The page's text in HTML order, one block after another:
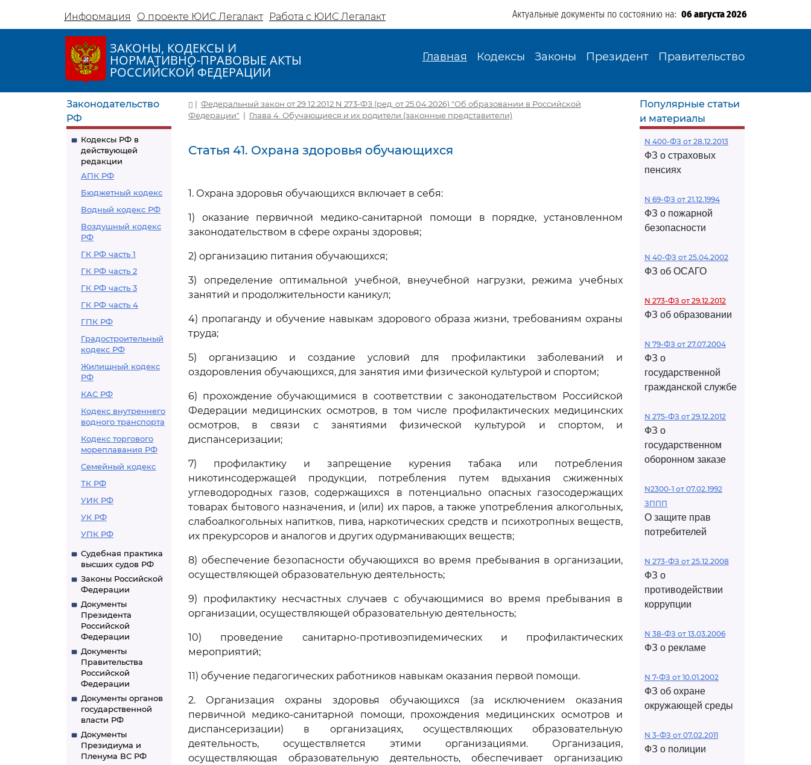
Информация О проекте ЮИС Легалакт Работа с ЮИС Легалакт Актуальные документы по состоянию на: 06 августа 2026
ЗАКОНЫ, КОДЕКСЫ И
НОРМАТИВНО-ПРАВОВЫЕ АКТЫ
РОССИЙСКОЙ ФЕДЕРАЦИИ
Главная Кодексы Законы Президент Правительство
Законодательство
РФ
Кодексы РФ в
действующей
редакции
АПК РФ
Бюджетный кодекс
Водный кодекс РФ
Воздушный кодекс
РФ
ГК РФ часть 1
ГК РФ часть 2
ГК РФ часть 3
ГК РФ часть 4
ГПК РФ
Градостроительный
кодекс РФ
Жилищный кодекс
РФ
КАС РФ
Кодекс внутреннего
водного транспорта
Кодекс торгового
мореплавания РФ
Семейный кодекс
ТК РФ
УИК РФ
УК РФ
УПК РФ
Судебная практика
высших судов РФ
Законы Российской
Федерации
Документы
Президента
Российской
Федерации
Документы
Правительства
Российской
Федерации
Документы органов
государственной
власти РФ
Документы
Президиума и
Пленума ВС РФ
| Федеральный закон от 29.12.2012 N 273-ФЗ (ред. от 25.04.2026) "Об образовании в Российской
Федерации" | Глава 4. Обучающиеся и их родители (законные представители)
Статья 41. Охрана здоровья обучающихся
1. Охрана здоровья обучающихся включает в себя:
1) оказание первичной медико-санитарной помощи в порядке, установленном
законодательством в сфере охраны здоровья;
2) организацию питания обучающихся;
3) определение оптимальной учебной, внеучебной нагрузки, режима учебных
занятий и продолжительности каникул;
4) пропаганду и обучение навыкам здорового образа жизни, требованиям охраны
труда;
5) организацию и создание условий для профилактики заболеваний и
оздоровления обучающихся, для занятия ими физической культурой и спортом;
6) прохождение обучающимися в соответствии с законодательством Российской
Федерации медицинских осмотров, в том числе профилактических медицинских
осмотров, в связи с занятиями физической культурой и спортом, и
диспансеризации;
7) профилактику и запрещение курения табака или потребления
никотинсодержащей продукции, потребления путем вдыхания сжиженных
углеводородных газов, содержащихся в потенциально опасных газосодержащих
товарах бытового назначения, и (или) их паров, а также употребления алкогольных,
слабоалкогольных напитков, пива, наркотических средств и психотропных веществ,
их прекурсоров и аналогов и других одурманивающих веществ;
8) обеспечение безопасности обучающихся во время пребывания в организации,
осуществляющей образовательную деятельность;
9) профилактику несчастных случаев с обучающимися во время пребывания в
организации, осуществляющей образовательную деятельность;
10) проведение санитарно-противоэпидемических и профилактических
мероприятий;
11) обучение педагогических работников навыкам оказания первой помощи.
2. Организация охраны здоровья обучающихся (за исключением оказания
первичной медико-санитарной помощи, прохождения медицинских осмотров и
диспансеризации) в организациях, осуществляющих образовательную
деятельность, осуществляется этими организациями. Организация,
осуществляющая образовательную деятельность, обеспечивает организацию
Популярные статьи
и материалы
N 400-ФЗ от 28.12.2013
ФЗ о страховых
пенсиях
N 69-ФЗ от 21.12.1994
ФЗ о пожарной
безопасности
N 40-ФЗ от 25.04.2002
ФЗ об ОСАГО
N 273-ФЗ от 29.12.2012
ФЗ об образовании
N 79-ФЗ от 27.07.2004
ФЗ о
государственной
гражданской службе
N 275-ФЗ от 29.12.2012
ФЗ о
государственном
оборонном заказе
N2300-1 от 07.02.1992
ЗППП
О защите прав
потребителей
N 273-ФЗ от 25.12.2008
ФЗ о
противодействии
коррупции
N 38-ФЗ от 13.03.2006
ФЗ о рекламе
N 7-ФЗ от 10.01.2002
ФЗ об охране
окружающей среды
N 3-ФЗ от 07.02.2011
ФЗ о полиции